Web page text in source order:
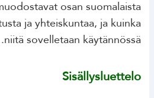
osan suomalaista
ja yhteiskuntaa, ja kuinka
niitä sovelletaan käytännössä.
Sisällysluettelo